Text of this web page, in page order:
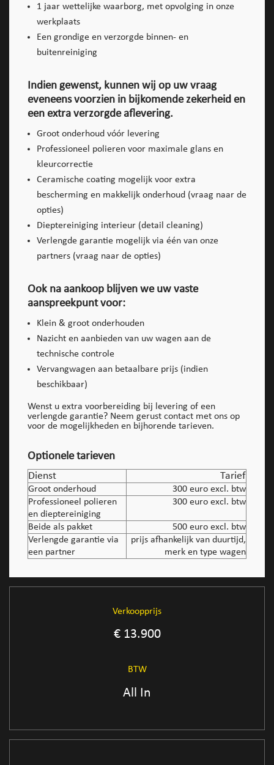
1 jaar wettelijke waarborg, met opvolging in onze
werkplaats
Een grondige en verzorgde binnen- en
buitenreiniging
Indien gewenst, kunnen wij op uw vraag
eveneens voorzien in bijkomende zekerheid en
een extra verzorgde aflevering.
Groot onderhoud vóór levering
Professioneel polieren voor maximale glans en
kleurcorrectie
Ceramische coating mogelijk voor extra
bescherming en makkelijk onderhoud (vraag naar de
opties)
Dieptereiniging interieur (detail cleaning)
Verlengde garantie mogelijk via één van onze
partners (vraag naar de opties)
Ook na aankoop blijven we uw vaste
aanspreekpunt voor:
Klein & groot onderhouden
Nazicht en aanbieden van uw wagen aan de
technische controle
Vervangwagen aan betaalbare prijs (indien
beschikbaar)
Wenst u extra voorbereiding bij levering of een
verlengde garantie? Neem gerust contact met ons op
voor de mogelijkheden en bijhorende tarieven.
Optionele tarieven
Dienst Tarief
Groot onderhoud
300 euro excl. btw
Professioneel polieren
en dieptereiniging
300 euro excl. btw
Beide als pakket
500 euro excl. btw
Verlengde garantie via
een partner
prijs afhankelijk van duurtijd,
merk en type wagen
Verkoopprijs
€ 13.900
BTW
All In